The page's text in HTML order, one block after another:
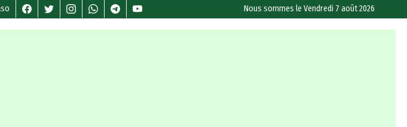
Nous sommes leVendredi 7 août 2026